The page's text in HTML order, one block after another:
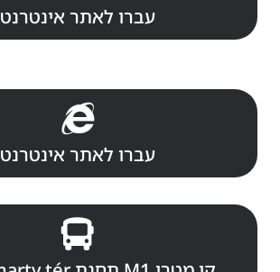
עברו לאתר אינטרנט
עברו לאתר אינטרנט